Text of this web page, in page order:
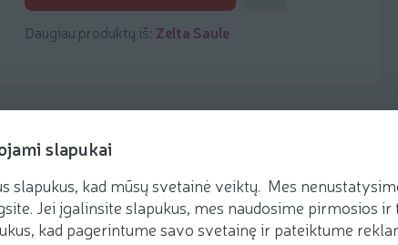
slapukai
slapukus, kad mūsų svetainė veiktų. Mes
Jei įgalinsite slapukus, mes naudosime pirmosios ir
kad pagerintume savo svetainę ir pateiktume
Daugiau produktų iš: Zelta Saule
Receptai